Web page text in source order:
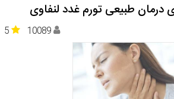
درمان طبیعی تورم غدد لنفاوی
5 10089